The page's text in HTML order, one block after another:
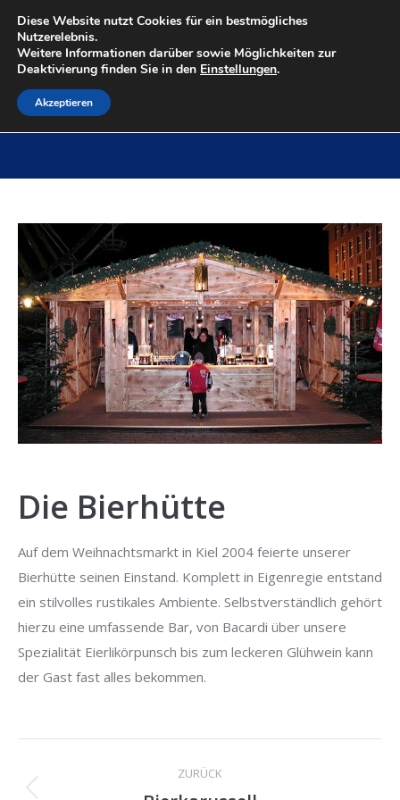
Bierhütte
Die Bierhütte
Auf dem Weihnachtsmarkt in Kiel 2004 feierte unserer
Bierhütte seinen Einstand. Komplett in Eigenregie entstand
ein stilvolles rustikales Ambiente. Selbstverständlich gehört
hierzu eine umfassende Bar, von Bacardi über unsere
Spezialität Eierlikörpunsch bis zum leckeren Glühwein kann
der Gast fast alles bekommen.
ZURÜCK
Diese Website nutzt Cookies für ein bestmögliches
Nutzerelebnis.
Weitere Informationen darüber sowie Möglichkeiten zur
Deaktivierung finden Sie in den Einstellungen.
Akzeptieren